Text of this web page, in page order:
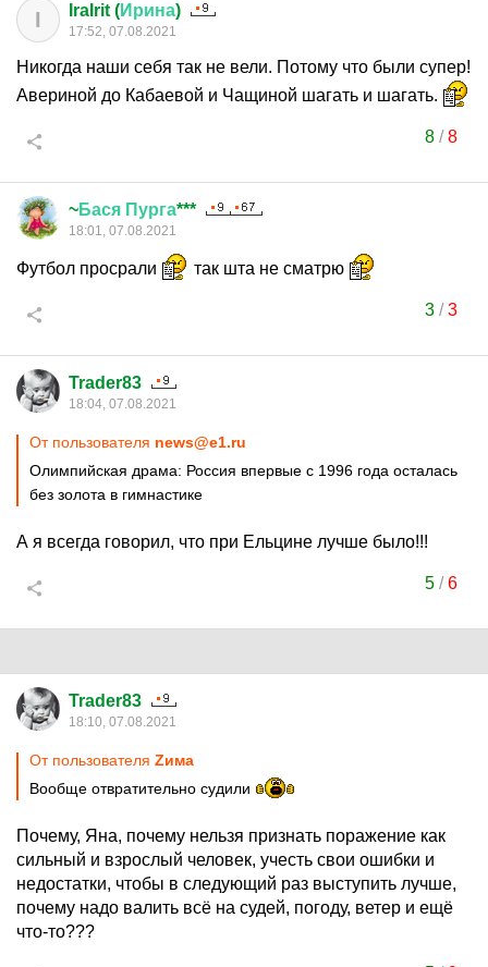
I IraIrit (Ирина)
17:52, 07.08.2021
Никогда наши себя так не вели. Потому что были супер!
Авериной до Кабаевой и Чащиной шагать и шагать.
8/8
~Бася Пурга***
18:01, 07.08.2021
Футбол просрали так шта не сматрю
3/3
Trader83
18:04, 07.08.2021
От пользователя news@e1.ru
Олимпийская драма: Россия впервые с 1996 года осталась
без золота в гимнастике
А я всегда говорил, что при Ельцине лучше было!!!
5/6
Trader83
18:10, 07.08.2021
От пользователя Zима
Вообще отвратительно судили
Почему, Яна, почему нельзя признать поражение как
сильный и взрослый человек, учесть свои ошибки и
недостатки, чтобы в следующий раз выступить лучше,
почему надо валить всё на судей, погоду, ветер и ещё
что-то???